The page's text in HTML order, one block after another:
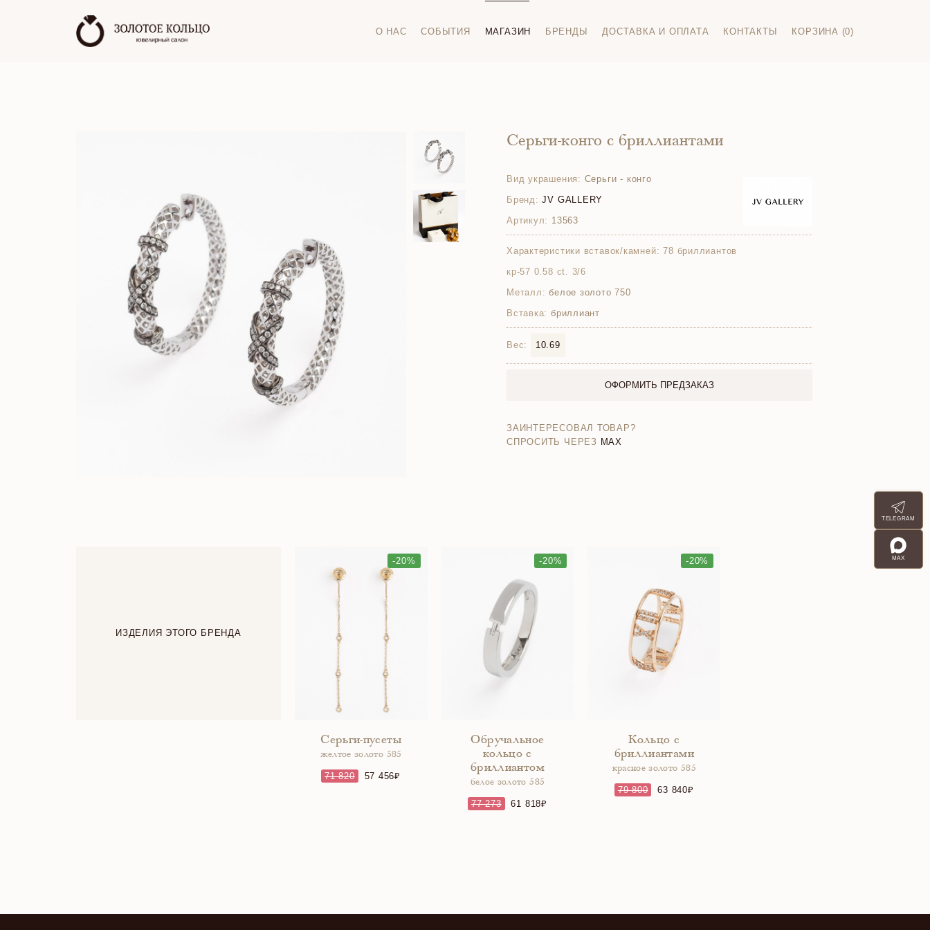
О НАС СОБЫТИЯ МАГАЗИН БРЕНДЫ ДОСТАВКА И ОПЛАТА КОНТАКТЫ КОРЗИНА (0)
Серьги-конго с бриллиантами
Вид украшения: Серьги - конго
Бренд: JV GALLERY
Артикул: 13563
Характеристики вставок/камней: 78 бриллиантов
кр-57 0.58 ct. 3/6
Металл: белое золото 750
Вставка: бриллиант
Вес: 10.69
ОФОРМИТЬ ПРЕДЗАКАЗ
ЗАИНТЕРЕСОВАЛ ТОВАР?
СПРОСИТЬ ЧЕРЕЗ MAX
ИЗДЕЛИЯ ЭТОГО БРЕНДА
-20%
Серьги-пусеты
желтое золото 585
71 820 57 456
-20%
Обручальное
кольцо с
бриллиантом
белое золото 585
77 273 61 818
-20%
Кольцо с
бриллиантами
красное золото 585
79 800 63 840
TELEGRAM
MAX